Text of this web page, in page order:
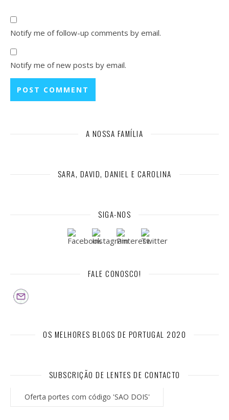
Notify me of follow-up comments by email.
Notify me of new posts by email.
A NOSSA FAMÍLIA
SARA, DAVID, DANIEL E CAROLINA
SIGA-NOS
FALE CONOSCO!
OS MELHORES BLOGS DE PORTUGAL 2020
SUBSCRIÇÃO DE LENTES DE CONTACTO
Oferta portes com código 'SAO DOIS'